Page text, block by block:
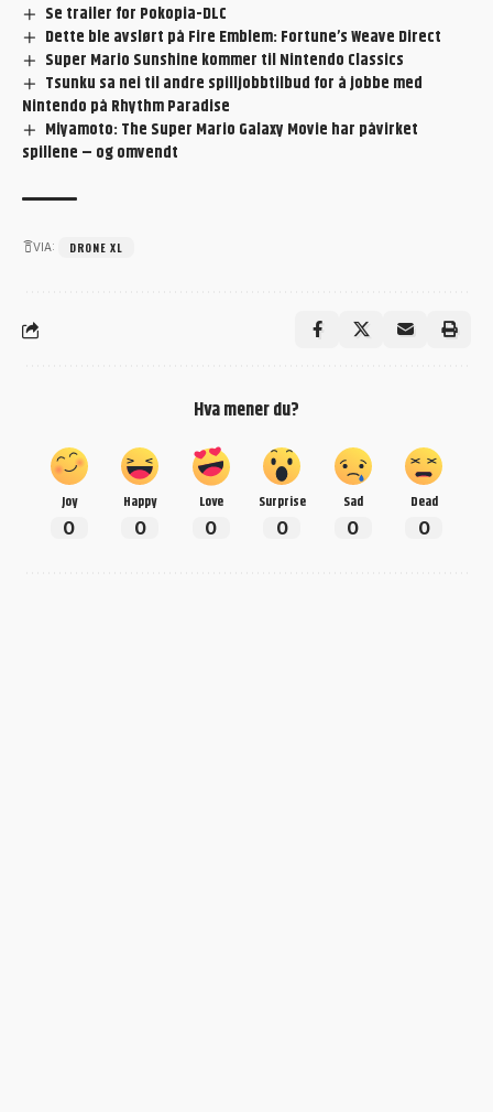
Se trailer for Pokopia-DLC
Dette ble avslørt på Fire Emblem: Fortune’s Weave Direct
Super Mario Sunshine kommer til Nintendo Classics
Tsunku sa nei til andre spilljobbtilbud for å jobbe med
Nintendo på Rhythm Paradise
Miyamoto: The Super Mario Galaxy Movie har påvirket
spillene – og omvendt
VIA: DRONE XL
Hva mener du?
Joy
0
Happy
0
Love
0
Surprise
0
Sad
0
Dead
0